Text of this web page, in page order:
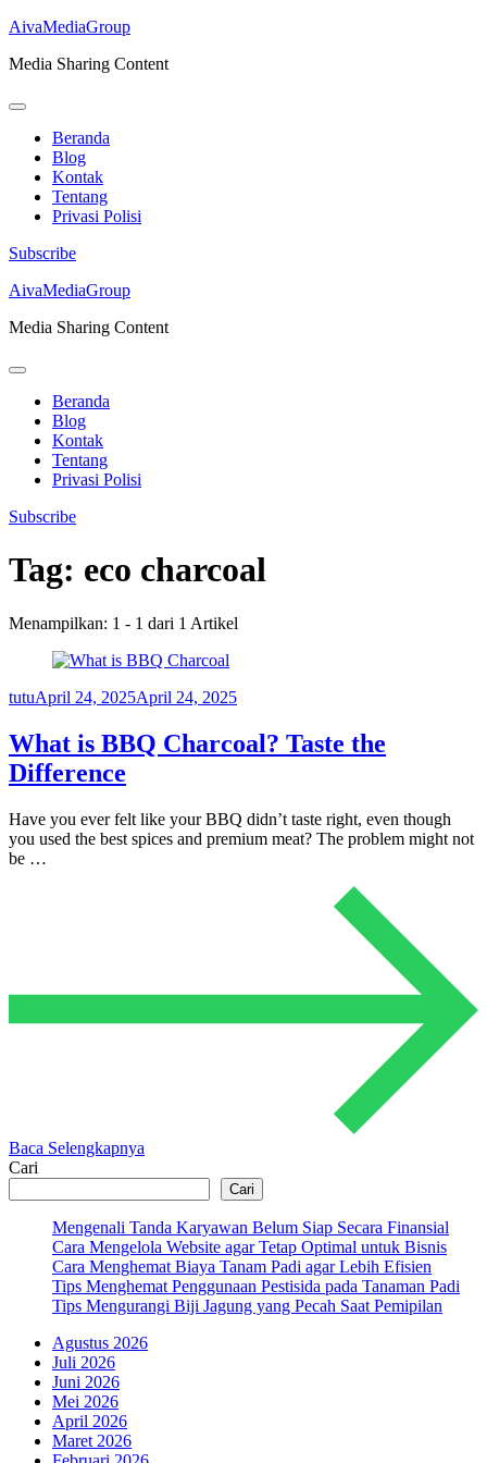
AivaMediaGroup
Media Sharing Content
Beranda
Blog
Kontak
Tentang
Privasi Polisi
Subscribe
Lompat
konten
Enter)
AivaMediaGroup
Media Sharing Content
Beranda
Blog
Kontak
Tentang
Privasi Polisi
Subscribe
Tag: eco charcoal
Menampilkan: 1 - 1 dari 1 Artikel
tutuApril 24, 2025April 24, 2025
What is BBQ Charcoal? Taste the
Difference
Have you ever felt like your BBQ didn’t taste right, even though
you used the best spices and premium meat? The problem might not
be …
Baca Selengkapnya
Cari
Cari
Mengenali Tanda Karyawan Belum Siap Secara Finansial
Cara Mengelola Website agar Tetap Optimal untuk Bisnis
Cara Menghemat Biaya Tanam Padi agar Lebih Efisien
Tips Menghemat Penggunaan Pestisida pada Tanaman Padi
Tips Mengurangi Biji Jagung yang Pecah Saat Pemipilan
Agustus 2026
Juli 2026
Juni 2026
Mei 2026
April 2026
Maret 2026